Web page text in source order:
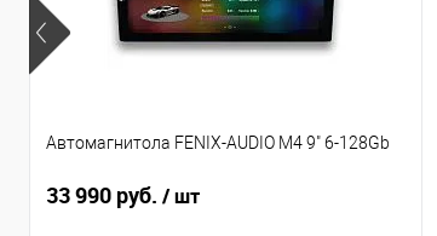
Автомагнитола FENIX-AUDIO M4 9" 6-128Gb
33 990 руб. / шт